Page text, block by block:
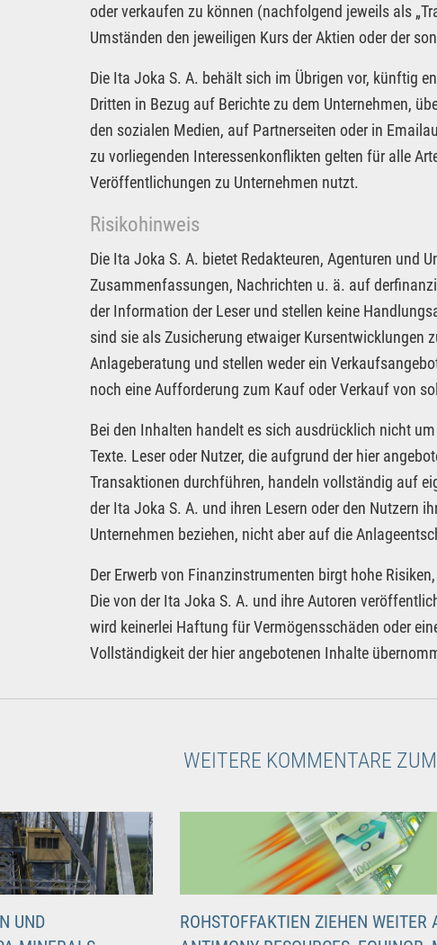
oder verkaufen zu können (nachfolgend jeweils als
Umständen den jeweiligen Kurs der Aktien oder der
Die Ita Joka S. A. behält sich im Übrigen vor, künftig
Dritten in Bezug auf Berichte zu dem Unternehmen,
den sozialen Medien, auf Partnerseiten oder in
zu vorliegenden Interessenkonflikten gelten für alle
Veröffentlichungen zu Unternehmen nutzt.
Risikohinweis
Die Ita Joka S. A. bietet Redakteuren, Agenturen und
Zusammenfassungen, Nachrichten u. ä. auf
der Information der Leser und stellen keine
sind sie als Zusicherung etwaiger Kursentwicklungen
Anlageberatung und stellen weder ein
noch eine Aufforderung zum Kauf oder Verkauf von
Bei den Inhalten handelt es sich ausdrücklich nicht
Texte. Leser oder Nutzer, die aufgrund der hier
Transaktionen durchführen, handeln vollständig auf
der Ita Joka S. A. und ihren Lesern oder den Nutzern
Unternehmen beziehen, nicht aber auf die
Der Erwerb von Finanzinstrumenten birgt hohe
Die von der Ita Joka S. A. und ihre Autoren
wird keinerlei Haftung für Vermögensschäden oder
Vollständigkeit der hier angebotenen Inhalte
WEITERE KOMMENTARE
UND
ROHSTOFFAKTIEN ZIEHEN WEITER